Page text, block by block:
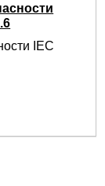
IEC